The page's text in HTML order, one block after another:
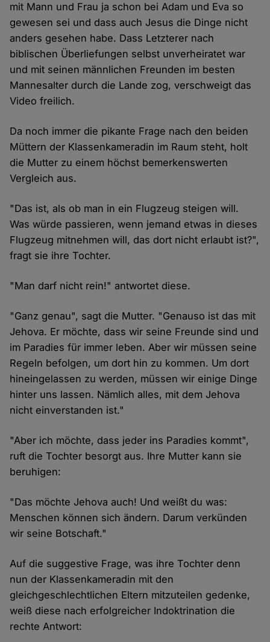
mit Mann und Frau ja schon bei Adam und Eva so
gewesen sei und dass auch Jesus die Dinge nicht
anders gesehen habe. Dass Letzterer nach
biblischen Überliefungen selbst unverheiratet war
und mit seinen männlichen Freunden im besten
Mannesalter durch die Lande zog, verschweigt das
Video freilich.
Da noch immer die pikante Frage nach den beiden
Müttern der Klassenkameradin im Raum steht, holt
die Mutter zu einem höchst bemerkenswerten
Vergleich aus.
"Das ist, als ob man in ein Flugzeug steigen will.
Was würde passieren, wenn jemand etwas in dieses
Flugzeug mitnehmen will, das dort nicht erlaubt ist?",
fragt sie ihre Tochter.
"Man darf nicht rein!" antwortet diese.
"Ganz genau", sagt die Mutter. "Genauso ist das mit
Jehova. Er möchte, dass wir seine Freunde sind und
im Paradies für immer leben. Aber wir müssen seine
Regeln befolgen, um dort hin zu kommen. Um dort
hineingelassen zu werden, müssen wir einige Dinge
hinter uns lassen. Nämlich alles, mit dem Jehova
nicht einverstanden ist."
"Aber ich möchte, dass jeder ins Paradies kommt",
ruft die Tochter besorgt aus. Ihre Mutter kann sie
beruhigen:
"Das möchte Jehova auch! Und weißt du was:
Menschen können sich ändern. Darum verkünden
wir seine Botschaft."
Auf die suggestive Frage, was ihre Tochter denn
nun der Klassenkameradin mit den
gleichgeschlechtlichen Eltern mitzuteilen gedenke,
weiß diese nach erfolgreicher Indoktrination die
rechte Antwort: